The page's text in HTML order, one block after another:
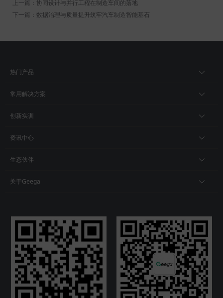
上一篇：协同设计与并行工程在制造车间的落地
下一篇：数据治理与质量提升筑牢汽车制造智能基石
热门产品
常用解决方案
创新实训
资讯中心
生态伙伴
关于Geega